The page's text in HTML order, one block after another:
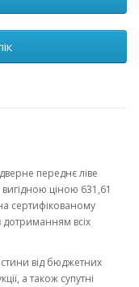
переднє ліве
вигідною ціною 631,61
сертифікованому
всіх
від бюджетних
а також супутні